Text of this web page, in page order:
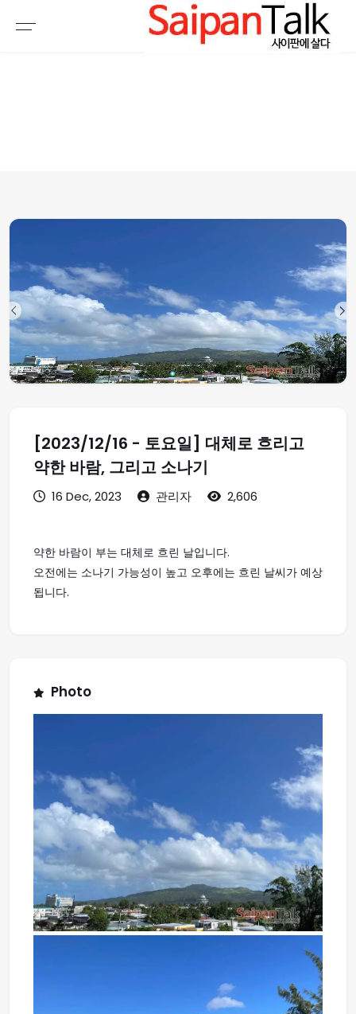
[2023/12/16 - 토요일] 대체로 흐리고
약한 바람, 그리고 소나기
16 Dec, 2023 관리자 2,606
약한 바람이 부는 대체로 흐린 날입니다.
오전에는 소나기 가능성이 높고 오후에는 흐린 날씨가 예상
됩니다.
Photo
여행정보
생활정보